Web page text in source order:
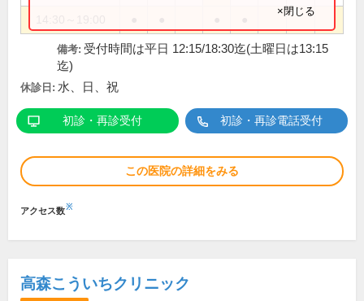
×閉じる
備考: 受付時間は平日 12:15/18:30迄(土曜日は13:15
迄)
休診日: 水、日、祝
初診・再診受付 初診・再診電話受付
この医院の詳細をみる
アクセス数※
高森こういちクリニック